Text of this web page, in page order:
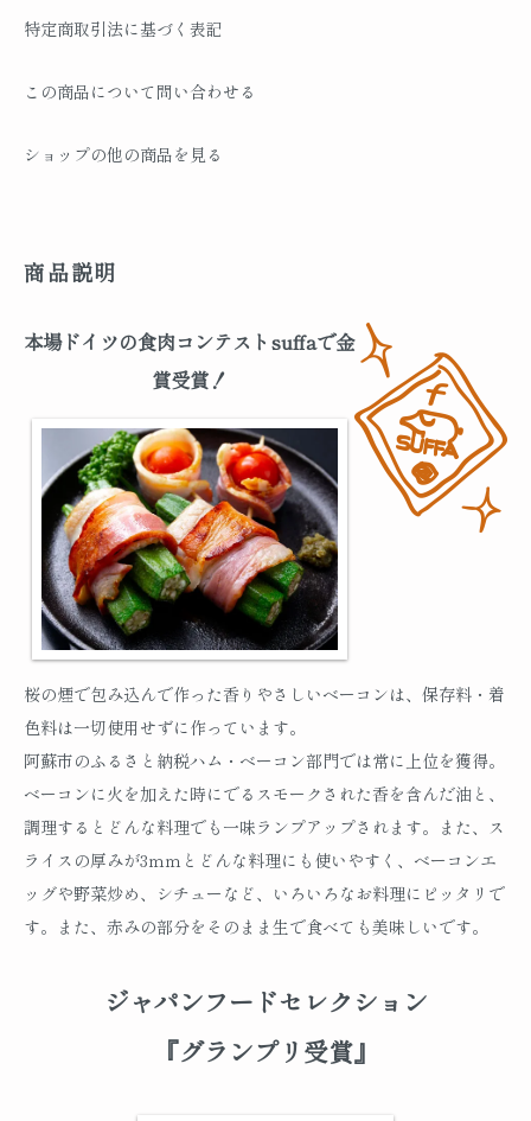
特定商取引法に基づく表記
この商品について問い合わせる
ショップの他の商品を見る
商品説明
本場ドイツの食肉コンテストsuffaで金
賞受賞！
桜の煙で包み込んで作った香りやさしいベーコンは、保存料・着
色料は一切使用せずに作っています。
阿蘇市のふるさと納税ハム・ベーコン部門では常に上位を獲得。
ベーコンに火を加えた時にでるスモークされた香を含んだ油と、
調理するとどんな料理でも一味ランプアップされます。また、ス
ライスの厚みが3ｍｍとどんな料理にも使いやすく、ベーコンエ
ッグや野菜炒め、シチューなど、いろいろなお料理にピッタリで
す。また、赤みの部分をそのまま生で食べても美味しいです。
ジャパンフードセレクション
『グランプリ受賞』